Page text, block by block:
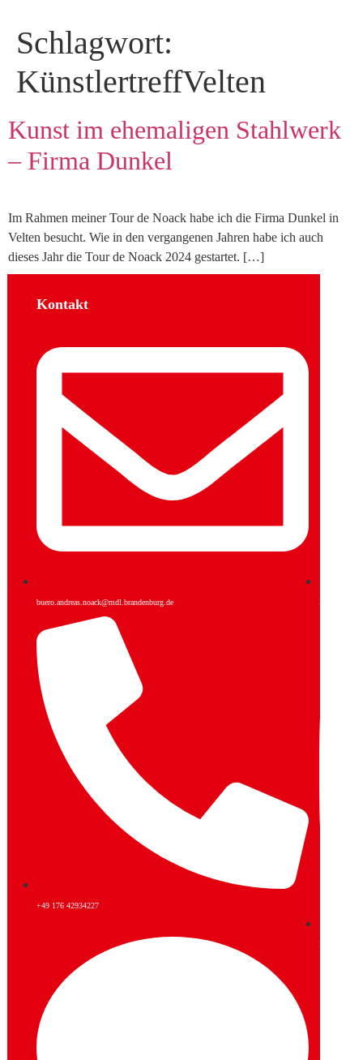
Schlagwort:
KünstlertreffVelten
Kunst im ehemaligen Stahlwerk
– Firma Dunkel
Im Rahmen meiner Tour de Noack habe ich die Firma Dunkel in
Velten besucht. Wie in den vergangenen Jahren habe ich auch
dieses Jahr die Tour de Noack 2024 gestartet. […]
Kontakt
buero.andreas.noack@mdl.brandenburg.de
+49 176 42934227
Facebook
Instagram